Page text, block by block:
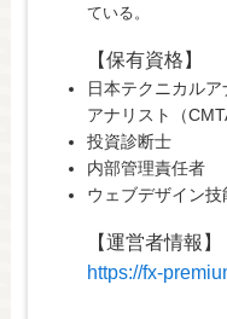
ている。
【保有資格】
日本テクニカル
アナリスト（
投資診断士
内部管理責任者
ウェブデザイン技
【運営者情報】
https://fx-